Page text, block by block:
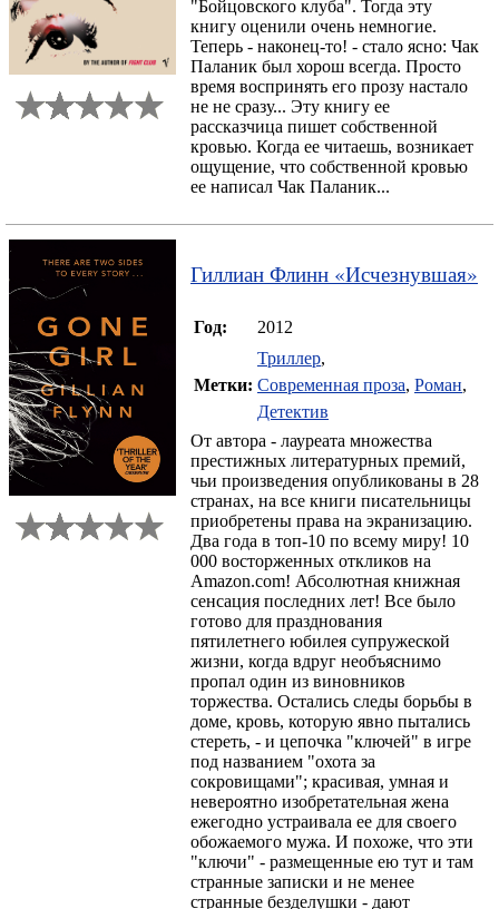
"Бойцовского клуба". Тогда эту
книгу оценили очень немногие.
Теперь - наконец-то! - стало ясно: Чак
Паланик был хорош всегда. Просто
время воспринять его прозу настало
не не сразу... Эту книгу ее
рассказчица пишет собственной
кровью. Когда ее читаешь, возникает
ощущение, что собственной кровью
ее написал Чак Паланик...
Гиллиан Флинн «Исчезнувшая»
Год: 2012
Метки:
Триллер,
Современная проза, Роман,
Детектив
От автора - лауреата множества
престижных литературных премий,
чьи произведения опубликованы в 28
странах, на все книги писательницы
приобретены права на экранизацию.
Два года в топ-10 по всему миру! 10
000 восторженных откликов на
Amazon.com! Абсолютная книжная
сенсация последних лет! Все было
готово для празднования
пятилетнего юбилея супружеской
жизни, когда вдруг необъяснимо
пропал один из виновников
торжества. Остались следы борьбы в
доме, кровь, которую явно пытались
стереть, - и цепочка "ключей" в игре
под названием "охота за
сокровищами"; красивая, умная и
невероятно изобретательная жена
ежегодно устраивала ее для своего
обожаемого мужа. И похоже, что эти
"ключи" - размещенные ею тут и там
странные записки и не менее
странные безделушки - дают